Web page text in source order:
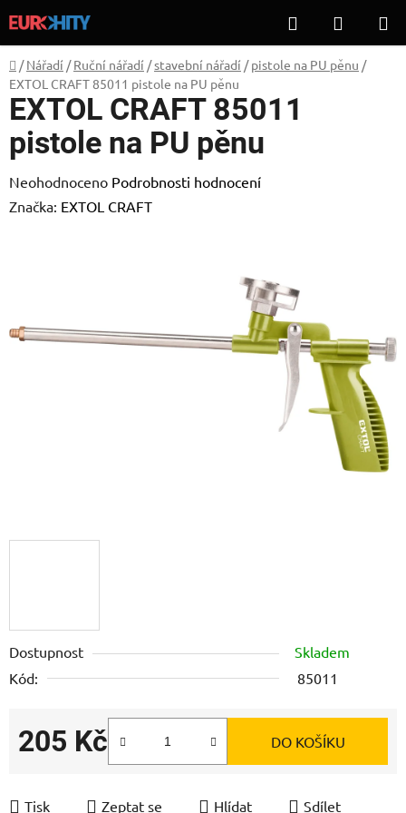
na
obsah
Hledat
KOŠÍK
Domů
/ Nářadí / Ruční nářadí /stavební nářadí / pistole na PU pěnu /
EXTOL CRAFT 85011 pistole na PU pěnu
Dostupnost
Skladem
Kód:
85011
205 Kč DO KOŠÍKU
Tisk Zeptat se Hlídat Sdílet
EXTOL CRAFT 85011
pistole na PU pěnu
Průměrné
hodnocení
5
Neohodnoceno Podrobnosti hodnocení
Značka: EXTOL CRAFT